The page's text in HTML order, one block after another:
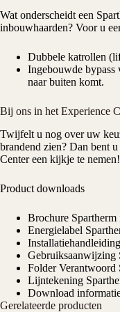
Wat onderscheidt een
inbouwhaarden? Voor u
Dubbele katrollen
Ingebouwde
naar buiten komt.
Bij ons in het Experience
Twijfelt u nog over uw
brandend zien? Dan bent
Centereen kijkje te nemen!
Product downloads
Brochure
Energielabel
Gebruiksaanwijzing
Folder Verantwoord
Lijntekening
Download
Gerelateerde producten